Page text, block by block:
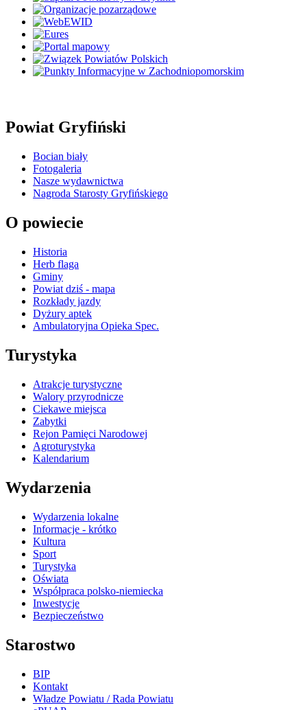
Powiat Gryfiński
Bocian biały
Fotogaleria
Nasze wydawnictwa
Nagroda Starosty Gryfińskiego
O powiecie
Historia
Herb flaga
Gminy
Powiat dziś - mapa
Rozkłady jazdy
Dyżury aptek
Ambulatoryjna Opieka Spec.
Turystyka
Atrakcje turystyczne
Walory przyrodnicze
Ciekawe miejsca
Zabytki
Rejon Pamięci Narodowej
Agroturystyka
Kalendarium
Wydarzenia
Wydarzenia lokalne
Informacje - krótko
Kultura
Sport
Turystyka
Oświata
Współpraca polsko-niemiecka
Inwestycje
Bezpieczeństwo
Starostwo
BIP
Kontakt
Władze Powiatu / Rada Powiatu